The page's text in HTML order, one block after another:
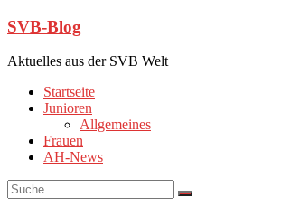
SVB-Blog
Aktuelles aus der SVB Welt
Startseite
Junioren
Allgemeines
Frauen
AH-News